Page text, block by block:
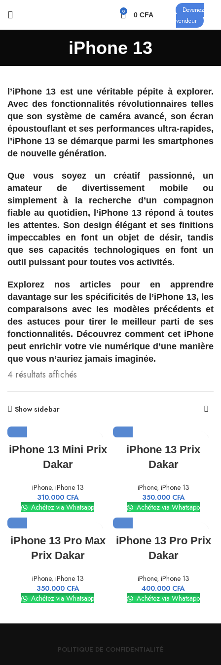
0 0 CFA
Devenez
vendeur
iPhone 13
l’iPhone 13 est une véritable pépite à explorer.
Avec des fonctionnalités révolutionnaires telles
que son système de caméra avancé, son écran
époustouflant et ses performances ultra-rapides,
l’iPhone 13 se démarque parmi les smartphones
de nouvelle génération.
Que vous soyez un créatif passionné, un
amateur de divertissement mobile ou
simplement à la recherche d’un compagnon
fiable au quotidien, l’iPhone 13 répond à toutes
les attentes. Son design élégant et ses finitions
impeccables en font un objet de désir, tandis
que ses capacités technologiques en font un
outil puissant pour toutes vos activités.
Explorez nos articles pour en apprendre
davantage sur les spécificités de l’iPhone 13, les
comparaisons avec les modèles précédents et
des astuces pour tirer le meilleur parti de ses
fonctionnalités. Découvrez comment cet iPhone
peut enrichir votre vie numérique d’une manière
que vous n’auriez jamais imaginée.
4 résultats affichés
Show sidebar
iPhone 13 Mini Prix
Dakar
iPhone, iPhone 13
310.000 CFA
Achétez via Whatsapp
iPhone 13 Prix
Dakar
iPhone, iPhone 13
350.000 CFA
Achétez via Whatsapp
iPhone 13 Pro Max
Prix Dakar
iPhone, iPhone 13
350.000 CFA
Achétez via Whatsapp
iPhone 13 Pro Prix
Dakar
iPhone, iPhone 13
400.000 CFA
Achétez via Whatsapp
POLITIQUE DE CONFIDENTIALITÉ